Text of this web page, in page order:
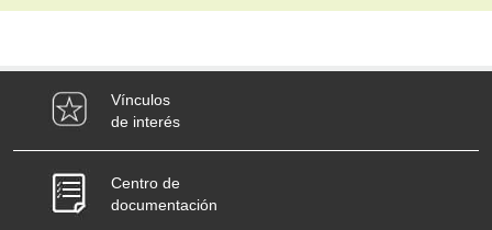
Vínculos
de interés
Centro de
documentación